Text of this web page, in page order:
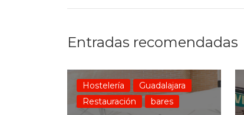
Entradas recomendadas
Hostelería
Guadalajara
Restauración
bares